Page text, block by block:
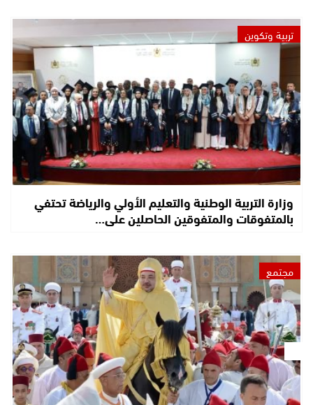
تربية وتكوين
وزارة التربية الوطنية والتعليم الأولي والرياضة تحتفي
بالمتفوقات والمتفوقين الحاصلين على…
مجتمع